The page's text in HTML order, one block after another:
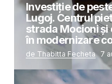
Investiție de
Lugoj. Centrul
strada Mocioni și
în modernizare
de Thabitta Fecheta 7